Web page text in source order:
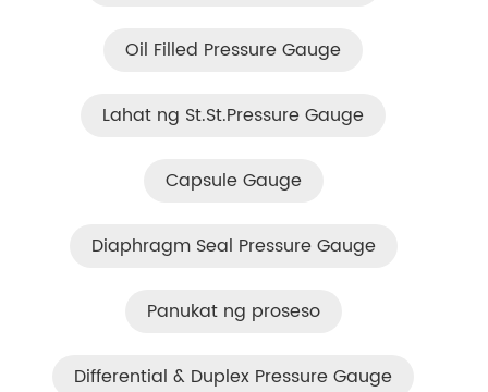
Oil Filled Pressure Gauge
Lahat ng St.St.Pressure Gauge
Capsule Gauge
Diaphragm Seal Pressure Gauge
Panukat ng proseso
Differential & Duplex Pressure Gauge